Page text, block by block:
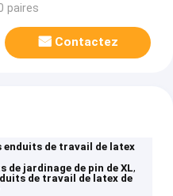
paires
Contactez
enduits de travail de latex
de jardinage de pin de XL,
de travail de latex de